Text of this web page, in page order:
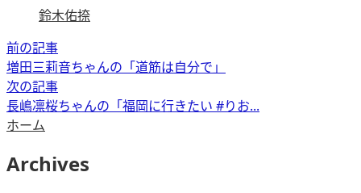
鈴木佑捺
前の記事
増田三莉音ちゃんの「道筋は自分で」
次の記事
長嶋凛桜ちゃんの「福岡に行きたい #りお...
ホーム
Archives